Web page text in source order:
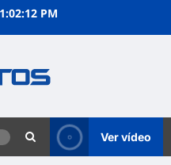
PM
Ver vídeo